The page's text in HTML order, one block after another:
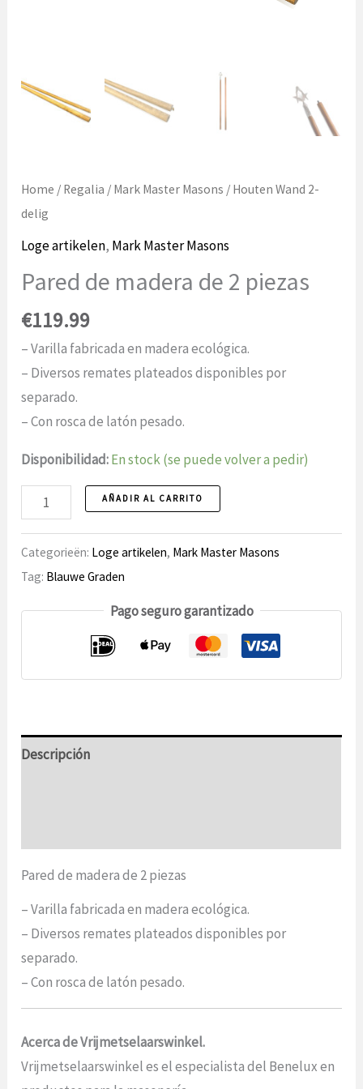
Home / Regalia / Mark Master Masons / Houten Wand 2-
delig
Loge artikelen, Mark Master Masons
Pared de madera de 2 piezas
€119.99
– Varilla fabricada en madera ecológica.
– Diversos remates plateados disponibles por
separado.
– Con rosca de latón pesado.
Disponibilidad:En stock (se puede volver a pedir)
Pared
de
madera
de
AÑADIR AL CARRITO
Categorieën: Loge artikelen, Mark Master Masons
Tag: Blauwe Graden
Pago seguro garantizado
Descripción
Pared de madera de 2 piezas
– Varilla fabricada en madera ecológica.
– Diversos remates plateados disponibles por
separado.
– Con rosca de latón pesado.
Acerca de Vrijmetselaarswinkel.
Vrijmetselaarswinkel es el especialista del Benelux en